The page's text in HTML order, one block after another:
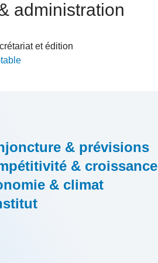
administration
et édition
& prévisions
& croissance
& climat